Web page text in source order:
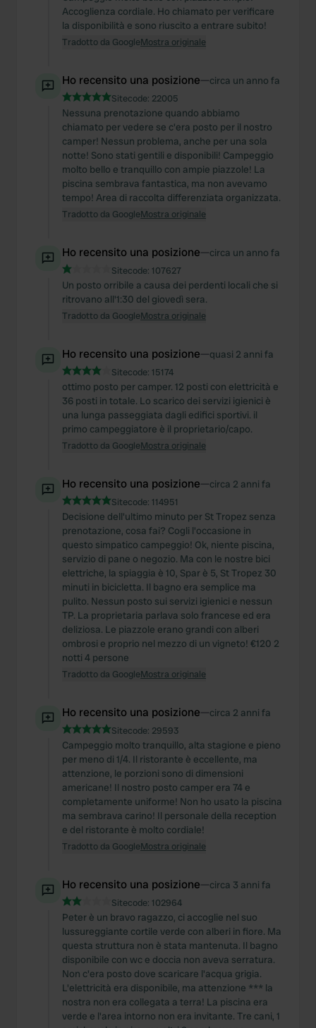
Accoglienza cordiale. Ho chiamato per verificare
la disponibilità e sono riuscito a entrare subito!
Tradotto da GoogleMostra originale
Ho recensito una posizione—circa un anno fa
Sitecode: 22005
Nessuna prenotazione quando abbiamo
chiamato per vedere se c'era posto per il nostro
camper! Nessun problema, anche per una sola
notte! Sono stati gentili e disponibili! Campeggio
molto bello e tranquillo con ampie piazzole! La
piscina sembrava fantastica, ma non avevamo
tempo! Area di raccolta differenziata organizzata.
Tradotto da GoogleMostra originale
Ho recensito una posizione—circa un anno fa
Sitecode: 107627
Un posto orribile a causa dei perdenti locali che si
ritrovano all'1:30 del giovedì sera.
Tradotto da GoogleMostra originale
Ho recensito una posizione—quasi 2 anni fa
Sitecode: 15174
ottimo posto per camper. 12 posti con elettricità e
36 posti in totale. Lo scarico dei servizi igienici è
una lunga passeggiata dagli edifici sportivi. il
primo campeggiatore è il proprietario/capo.
Tradotto da GoogleMostra originale
Ho recensito una posizione—circa 2 anni fa
Sitecode: 114951
Decisione dell'ultimo minuto per St Tropez senza
prenotazione, cosa fai? Cogli l'occasione in
questo simpatico campeggio! Ok, niente piscina,
servizio di pane o negozio. Ma con le nostre bici
elettriche, la spiaggia è 10, Spar è 5, St Tropez 30
minuti in bicicletta. Il bagno era semplice ma
pulito. Nessun posto sui servizi igienici e nessun
TP. La proprietaria parlava solo francese ed era
deliziosa. Le piazzole erano grandi con alberi
ombrosi e proprio nel mezzo di un vigneto! €120 2
notti 4 persone
Tradotto da GoogleMostra originale
Ho recensito una posizione—circa 2 anni fa
Sitecode: 29593
Campeggio molto tranquillo, alta stagione e pieno
per meno di 1/4. Il ristorante è eccellente, ma
attenzione, le porzioni sono di dimensioni
americane! Il nostro posto camper era 74 e
completamente uniforme! Non ho usato la piscina
ma sembrava carino! Il personale della reception
e del ristorante è molto cordiale!
Tradotto da GoogleMostra originale
Ho recensito una posizione—circa 3 anni fa
Sitecode: 102964
Peter è un bravo ragazzo, ci accoglie nel suo
lussureggiante cortile verde con alberi in fiore. Ma
questa struttura non è stata mantenuta. Il bagno
disponibile con wc e doccia non aveva serratura.
Non c'era posto dove scaricare l'acqua grigia.
L'elettricità era disponibile, ma attenzione *** la
nostra non era collegata a terra! La piscina era
verde e l'area intorno non era invitante. Tre cani, 1